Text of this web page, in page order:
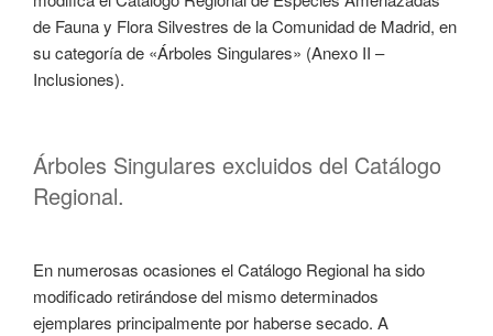
de Fauna y Flora Silvestres de la Comunidad de Madrid, en
su categoría de «Árboles Singulares» (Anexo II –
Inclusiones).
Árboles Singulares excluidos del Catálogo
Regional.
En numerosas ocasiones el Catálogo Regional ha sido
modificado retirándose del mismo determinados
ejemplares principalmente por haberse secado. A